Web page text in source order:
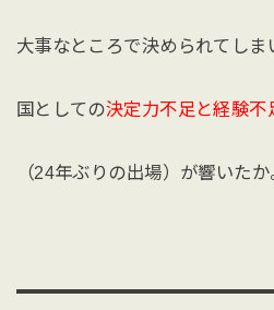
大事なところで決められてしま
国としての決定力不足と経験不
（24年ぶりの出場）が響いたか